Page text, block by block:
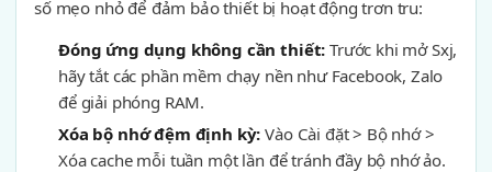
số mẹo nhỏ để đảm bảo thiết bị hoạt động trơn tru:
Đóng ứng dụng không cần thiết: Trước khi mở Sxj,
hãy tắt các phần mềm chạy nền như Facebook, Zalo
để giải phóng RAM.
Xóa bộ nhớ đệm định kỳ: Vào Cài đặt > Bộ nhớ >
Xóa cache mỗi tuần một lần để tránh đầy bộ nhớ ảo.